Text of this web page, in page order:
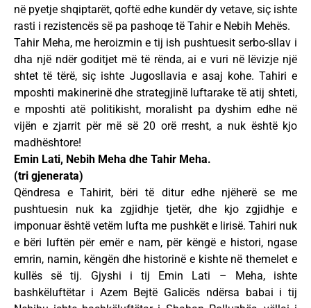
në pyetje shqiptarët, qoftë edhe kundër dy vetave, siç ishte
rasti i rezistencës së pa pashoqe të Tahir e Nebih Mehës.
Tahir Meha, me heroizmin e tij ish pushtuesit serbo-sllav i
dha një ndër goditjet më të rënda, ai e vuri në lëvizje një
shtet të tërë, siç ishte Jugosllavia e asaj kohe. Tahiri e
mposhti makinerinë dhe strategjinë luftarake të atij shteti,
e mposhti atë politikisht, moralisht pa dyshim edhe në
vijën e zjarrit për më së 20 orë rresht, a nuk është kjo
madhështore!
Emin Lati, Nebih Meha dhe Tahir Meha.
(tri gjenerata)
Qëndresa e Tahirit, bëri të ditur edhe njëherë se me
pushtuesin nuk ka zgjidhje tjetër, dhe kjo zgjidhje e
imponuar është vetëm lufta me pushkët e lirisë. Tahiri nuk
e bëri luftën për emër e nam, për këngë e histori, ngase
emrin, namin, këngën dhe historinë e kishte në themelet e
kullës së tij. Gjyshi i tij Emin Lati – Meha, ishte
bashkëluftëtar i Azem Bejtë Galicës ndërsa babai i tij